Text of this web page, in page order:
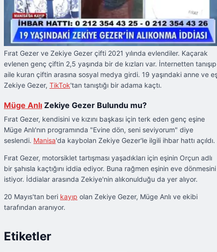
Fırat Gezer ve Zekiye Gezer çifti 2021 yılında evlendiler. Kaçarak
evlenen genç çiftin 2,5 yaşında bir de kızları var. İnternetten tanışıp
aile kuran çiftin arasına sosyal medya girdi. 19 yaşındaki anne ve
Zekiye Gezer, TikTok'tan tanıştığı bir adama kaçtı.
Müge Anlı Zekiye Gezer Bulundu mu?
Fırat Gezer, kendisini ve kızını başkası için terk eden genç eşine
Müge Anlı'nın programında "Evine dön, seni seviyorum" diye
seslendi. Manisa'da kaybolan Zekiye Gezer'le ilgili ihbar hattı açıldı.
Fırat Gezer, motorsiklet tartışması yaşadıkları için eşinin Orçun adlı
bir şahısla kaçtığını iddia ediyor. Buna rağmen eşinin eve dönmesini
istiyor. İddialar arasında Zekiye'nin alıkonulduğu da yer alıyor.
20 Mayıs'tan beri kayıp olan Zekiye Gezer, Müge Anlı ve ekibi
tarafından aranıyor.
Etiketler